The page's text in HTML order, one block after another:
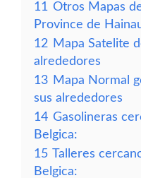
11 Otros Mapas
Province de
12 Mapa Satelite
alrededores
13 Mapa Normal
sus alrededores
14 Gasolineras
Belgica:
15 Talleres
Belgica: